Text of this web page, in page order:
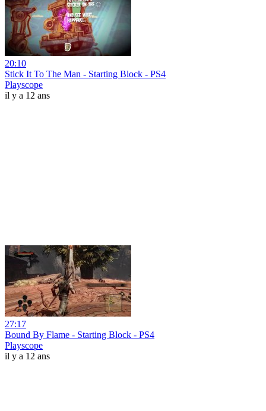
20:10
Stick It To The Man - Starting Block - PS4
Playscope
il y a 12 ans
27:17
Bound By Flame - Starting Block - PS4
Playscope
il y a 12 ans